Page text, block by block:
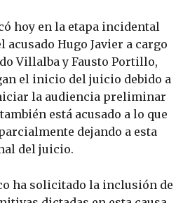
hoy en la etapa incidental
acusado Hugo Javier a cargo
Villalba y Fausto Portillo,
el inicio del juicio debido a
la audiencia preliminar
está acusado a lo que
dejando a esta
del juicio.
ha solicitado la inclusión de